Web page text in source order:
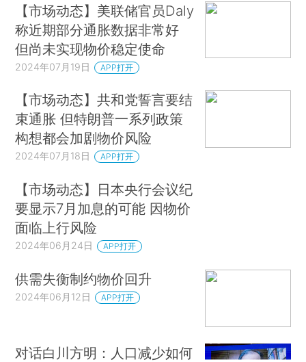
【市场动态】美联储官员Daly
称近期部分通胀数据非常好
但尚未实现物价稳定使命
2024年07月19日 APP打开
【市场动态】共和党誓言要结
束通胀 但特朗普一系列政策
构想都会加剧物价风险
2024年07月18日 APP打开
【市场动态】日本央行会议纪
要显示7月加息的可能 因物价
面临上行风险
2024年06月24日 APP打开
供需失衡制约物价回升
2024年06月12日 APP打开
对话白川方明：人口减少如何